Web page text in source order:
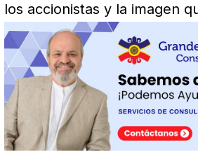
los accionistas y la imagen